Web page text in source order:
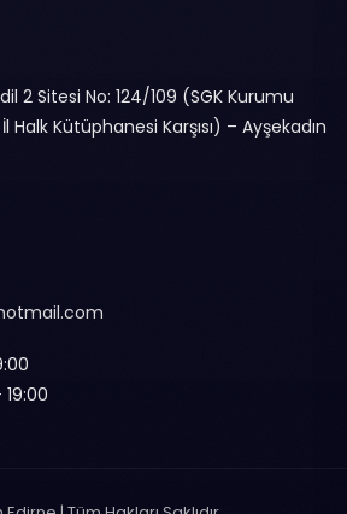
2 Sitesi No: 124/109 (SGK Kurumu
Halk Kütüphanesi Karşısı) – Ayşekadın